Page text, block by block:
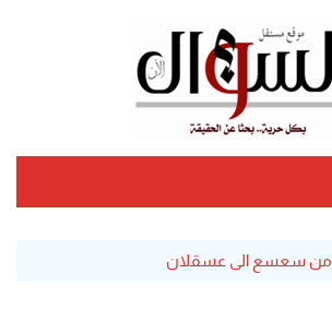
من سعسع الى عسقلان